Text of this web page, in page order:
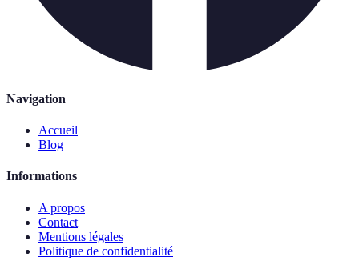
Navigation
Accueil
Blog
Informations
A propos
Contact
Mentions légales
Politique de confidentialité